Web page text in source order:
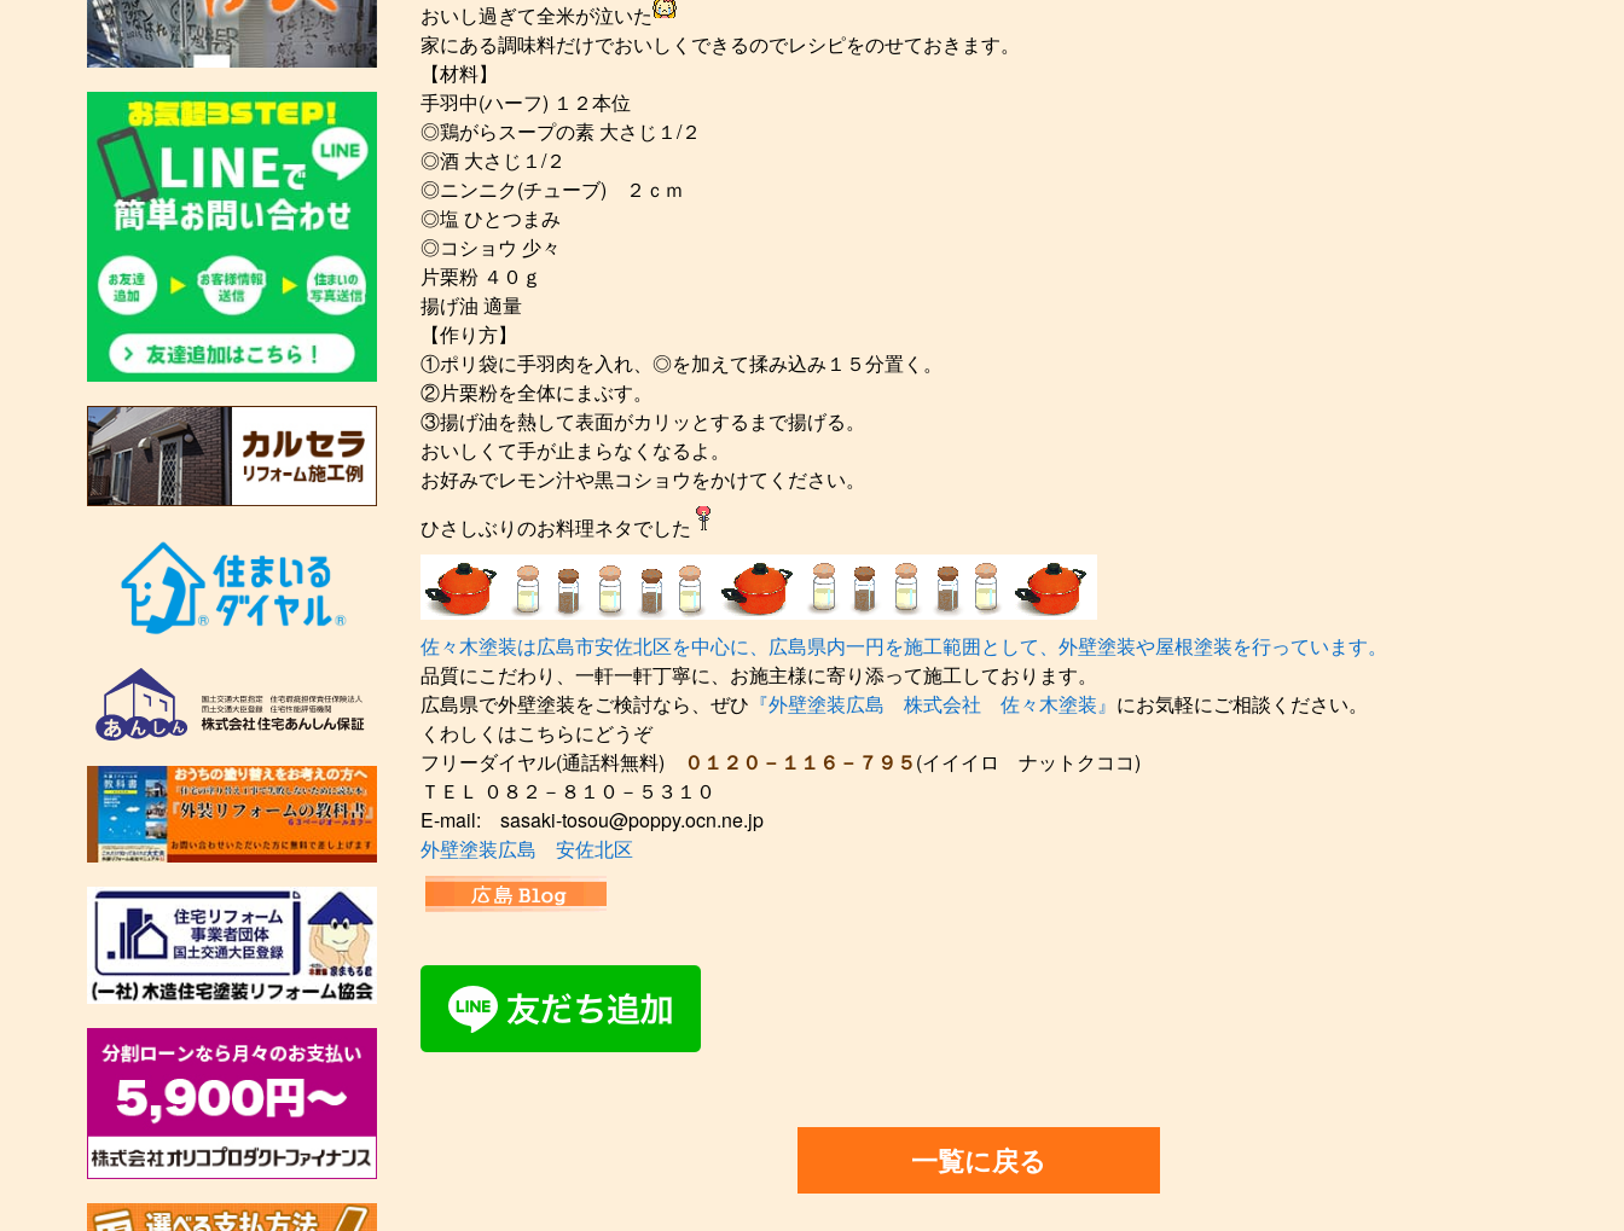
おいし過ぎて全米が泣いた
家にある調味料だけでおいしくできるのでレシピをのせておきます。
【材料】
手羽中(ハーフ) １２本位
◎鶏がらスープの素 大さじ１/２
◎酒 大さじ１/２
◎ニンニク(チューブ) ２ｃｍ
◎塩 ひとつまみ
◎コショウ 少々
片栗粉 ４０ｇ
揚げ油 適量
【作り方】
①ポリ袋に手羽肉を入れ、◎を加えて揉み込み１５分置く。
②片栗粉を全体にまぶす。
③揚げ油を熱して表面がカリッとするまで揚げる。
おいしくて手が止まらなくなるよ。
お好みでレモン汁や黒コショウをかけてください。
ひさしぶりのお料理ネタでした
佐々木塗装は広島市安佐北区を中心に、広島県内一円を施工範囲として、外壁塗装や屋根塗装を行っています。
品質にこだわり、一軒一軒丁寧に、お施主様に寄り添って施工しております。
広島県で外壁塗装をご検討なら、ぜひ 『外壁塗装広島 株式会社 佐々木塗装』 にお気軽にご相談ください。
くわしくはこちらにどうぞ
フリーダイヤル(通話料無料)
０１２０－１１６－７９５(イイイロ ナットクココ)
ＴＥＬ ０８２－８１０－５３１０
E-mail: sasaki-tosou@poppy.ocn.ne.jp
外壁塗装広島 安佐北区
一覧に戻る